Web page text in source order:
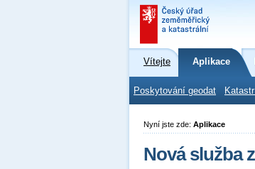
Vítejte Aplikace
Poskytování geodat
Nyní jste zde: Aplikace
Nová služba